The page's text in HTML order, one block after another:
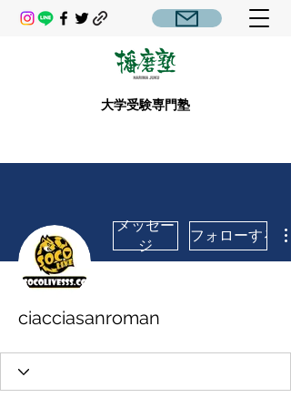
大学受験専門塾
メッセー
ジ
フォローする
ciacciasanroman